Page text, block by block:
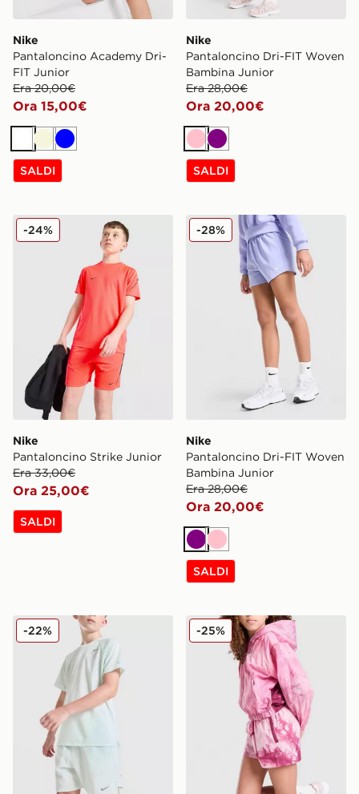
Nike
Pantaloncino Academy Dri-
FIT Junior
Era 20,00€
Ora 15,00€
Bianco
Beige
Blu
SALDI
Nike
Pantaloncino Dri-FIT Woven
Bambina Junior
Era 28,00€
Ora 20,00€
RosaViola
SALDI
Nike Pantaloncino Strike Junior
Nike
Pantaloncino Strike Junior
Era 33,00€
Ora 25,00€
-24%
SALDI
Nike Pantaloncino Dri-FIT
Nike
Pantaloncino Dri-FIT Woven
Bambina Junior
Era 28,00€
Ora 20,00€
-28%
ViolaRosa
SALDI
Nike Pantaloncino Stride Dri-FIT Junior
-22% Nike Pantaloncino Woven
-25%